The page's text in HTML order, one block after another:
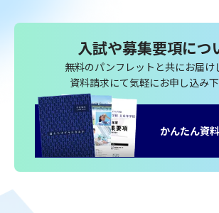
入試や募集要項につ
無料のパンフレットと共にお届け
資料請求にて気軽にお申し込み下
かんたん資